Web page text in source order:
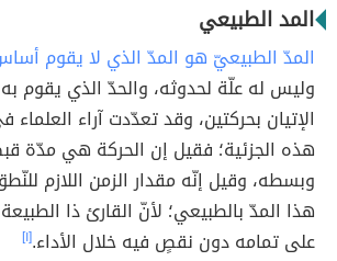
المد الطبيعي
المدّ الطبيعيّ هو المدّ الذي لا يقوم
وليس له علّة لحدوثه، والحدّ الذي يقوم
الإتيان بحركتين، وقد تعدّدت آراء
هذه الجزئية؛ فقيل إن الحركة هي مدّة
وبسطه، وقيل إنّه مقدار الزمن اللازم
هذا المدّ بالطبيعي؛ لأنّ القارئ ذا
على تمامه دون نقصٍ فيه خلال الأداء.[١]